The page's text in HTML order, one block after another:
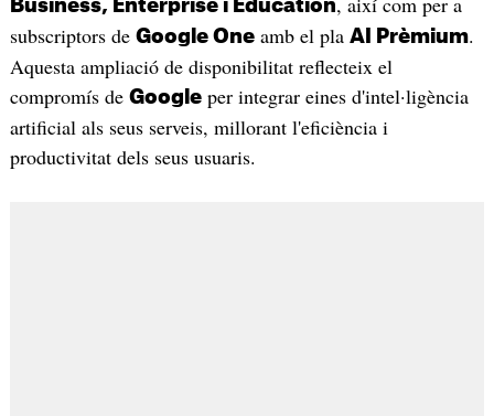
Business, Enterprise i Education
subscriptors de Google Oneamb el pla AI Prèmium.
Aquesta ampliació de disponibilitat reflecteix el
compromís de Googleper integrar eines d'intel·ligència
artificial als seus serveis, millorant l'eficiència i
productivitat dels seus usuaris.